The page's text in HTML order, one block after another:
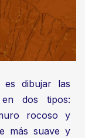
dibujar las
en dos tipos:
rocoso y
más suave y